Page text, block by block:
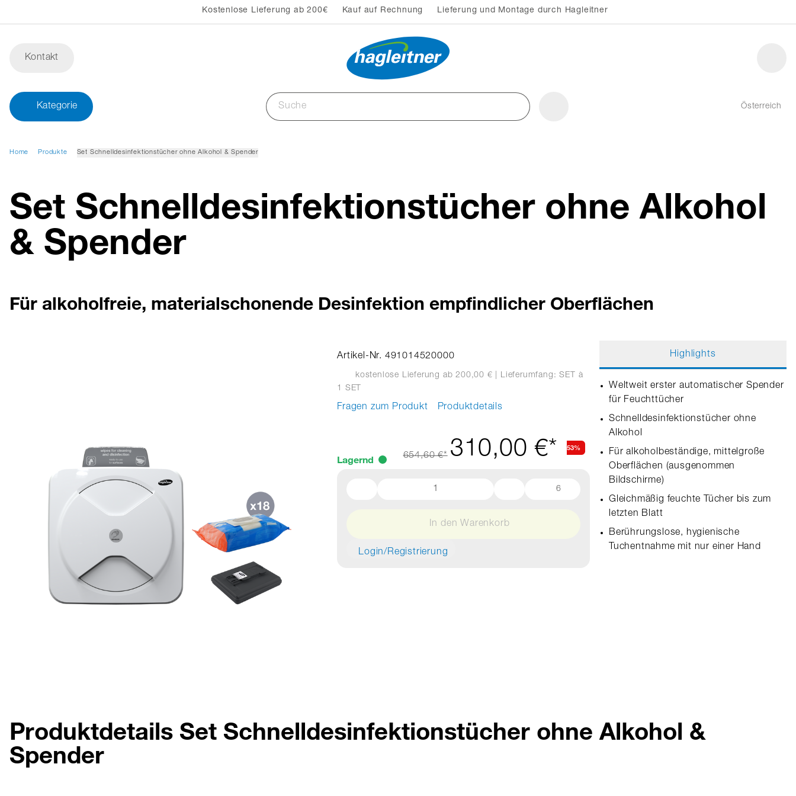
Kostenlose Lieferung ab 200€ Kauf auf Rechnung Lieferung und Montage durch Hagleitner
Kontakt
Kategorie Österreich
Home Produkte Set Schnelldesinfektionstücher ohne Alkohol & Spender
Set Schnelldesinfektionstücher ohne Alkohol
& Spender
Für alkoholfreie, materialschonende Desinfektion empfindlicher Oberflächen
Artikel-Nr. 491014520000
kostenlose Lieferung ab 200,00 € | Lieferumfang: SET
à
1 SET
Fragen zum Produkt Produktdetails
Lagernd 654,60 €* 310,00 €* 53%
6
In den Warenkorb
Login/Registrierung
Highlights
Weltweit erster automatischer Spender
für Feuchttücher
Schnelldesinfektionstücher ohne
Alkohol
Für alkoholbeständige, mittelgroße
Oberflächen (ausgenommen
Bildschirme)
Gleichmäßig feuchte Tücher bis zum
letzten Blatt
Berührungslose, hygienische
Tuchentnahme mit nur einer Hand
Produktdetails Set Schnelldesinfektionstücher ohne Alkohol &
Spender